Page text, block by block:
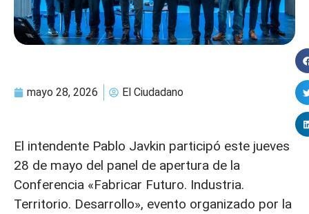
mayo 28, 2026 El Ciudadano
El intendente Pablo Javkin participó este jueves
28 de mayo del panel de apertura de la
Conferencia «Fabricar Futuro. Industria.
Territorio. Desarrollo», evento organizado por la